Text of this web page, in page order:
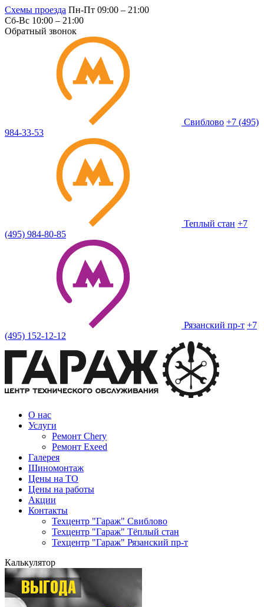
Схемы проезда Пн-Пт 09:00 – 21:00
Сб-Вс 10:00 – 21:00
Обратный звонок
Свиблово +7 (495)
984-33-53
Теплый стан +7
(495) 984-80-85
Рязанский пр-т +7
(495) 152-12-12
О нас
Услуги
Ремонт Chery
Ремонт Exeed
Галерея
Шиномонтаж
Цены на ТО
Цены на работы
Акции
Контакты
Техцентр "Гараж" Свиблово
Техцентр "Гараж" Тёплый стан
Техцентр "Гараж" Рязанский пр-т
Калькулятор